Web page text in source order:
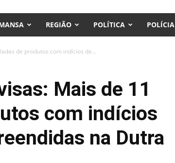
REGIÃO POLÍTICA POLÍCIA
de produtos com indícios de...
Mais de 11
com indícios
na Dutra